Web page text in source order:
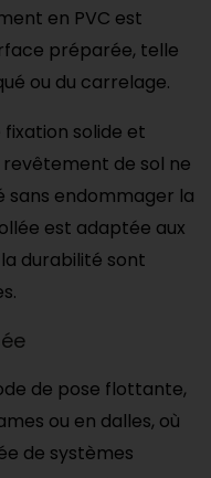
en PVC est
préparée, telle
ou du carrelage.
solide et
de sol ne
endommager la
est adaptée aux
durabilité sont
de pose flottante,
ou en dalles, où
de systèmes